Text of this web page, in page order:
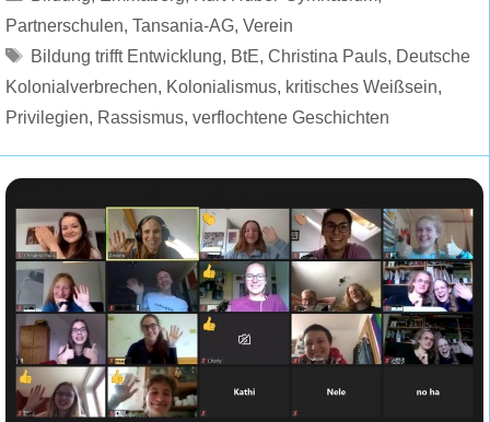
Partnerschulen, Tansania-AG, Verein
Schlagwörter
Bildung trifft Entwicklung, BtE, Christina Pauls, Deutsche
Kolonialverbrechen, Kolonialismus, kritisches Weißsein,
Privilegien, Rassismus, verflochtene Geschichten